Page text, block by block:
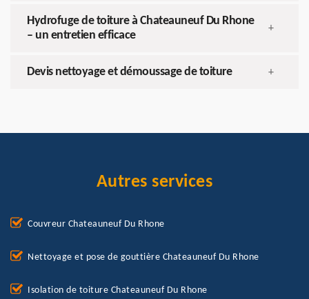
Hydrofuge de toiture à Chateauneuf Du Rhone
– un entretien efficace
+
Devis nettoyage et démoussage de toiture +
Autres services
Couvreur Chateauneuf Du Rhone
Nettoyage et pose de gouttière Chateauneuf Du Rhone
Isolation de toiture Chateauneuf Du Rhone